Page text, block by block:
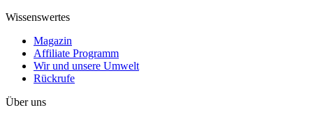
Wissenswertes
Magazin
Affiliate Programm
Wir und unsere Umwelt
Rückrufe
Über uns